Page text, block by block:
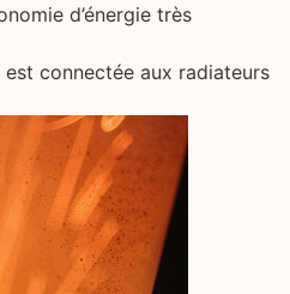
d’énergie très
connectée aux radiateurs